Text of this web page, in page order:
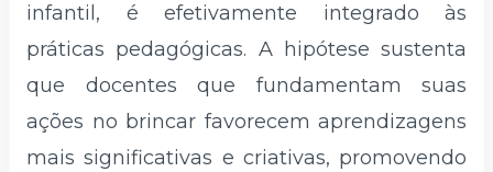
infantil, é efetivamente integrado às
práticas pedagógicas. A hipótese sustenta
que docentes que fundamentam suas
ações no brincar favorecem aprendizagens
mais significativas e criativas, promovendo